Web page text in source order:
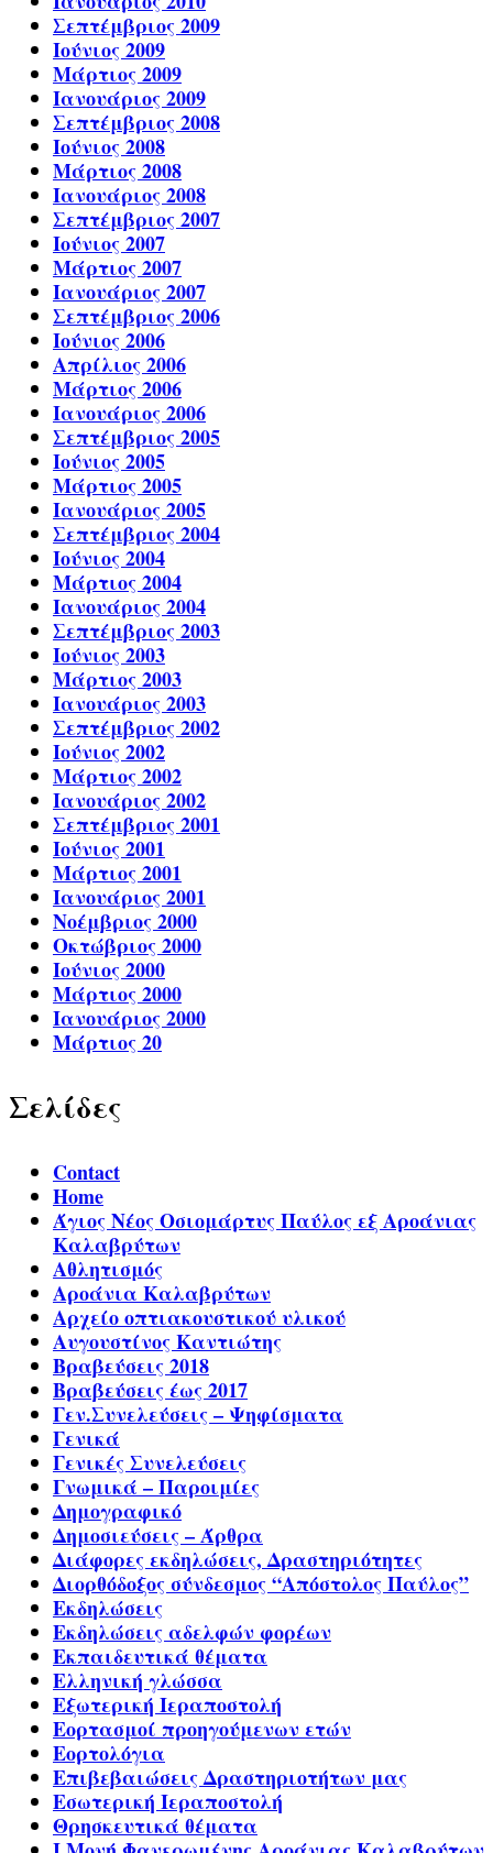
Σεπτέμβριος 2009
Ιούνιος 2009
Μάρτιος 2009
Ιανουάριος 2009
Σεπτέμβριος 2008
Ιούνιος 2008
Μάρτιος 2008
Ιανουάριος 2008
Σεπτέμβριος 2007
Ιούνιος 2007
Μάρτιος 2007
Ιανουάριος 2007
Σεπτέμβριος 2006
Ιούνιος 2006
Απρίλιος 2006
Μάρτιος 2006
Ιανουάριος 2006
Σεπτέμβριος 2005
Ιούνιος 2005
Μάρτιος 2005
Ιανουάριος 2005
Σεπτέμβριος 2004
Ιούνιος 2004
Μάρτιος 2004
Ιανουάριος 2004
Σεπτέμβριος 2003
Ιούνιος 2003
Μάρτιος 2003
Ιανουάριος 2003
Σεπτέμβριος 2002
Ιούνιος 2002
Μάρτιος 2002
Ιανουάριος 2002
Σεπτέμβριος 2001
Ιούνιος 2001
Μάρτιος 2001
Ιανουάριος 2001
Νοέμβριος 2000
Οκτώβριος 2000
Ιούνιος 2000
Μάρτιος 2000
Ιανουάριος 2000
Μάρτιος 20
Σελίδες
Contact
Home
Άγιος Νέος Οσιομάρτυς Παύλος εξ Αροάνιας
Καλαβρύτων
Αθλητισμός
Αροάνια Καλαβρύτων
Αρχείο οπτιακουστικού υλικού
Αυγουστίνος Καντιώτης
Βραβεύσεις 2018
Βραβεύσεις έως 2017
Γεν.Συνελεύσεις – Ψηφίσματα
Γενικά
Γενικές Συνελεύσεις
Γνωμικά – Παροιμίες
Δημογραφικό
Δημοσιεύσεις – Άρθρα
Διάφορες εκδηλώσεις, Δραστηριότητες
Διορθόδοξος σύνδεσμος “Απόστολος Παύλος”
Εκδηλώσεις
Εκδηλώσεις αδελφών φορέων
Εκπαιδευτικά θέματα
Ελληνική γλώσσα
Εξωτερική Ιεραποστολή
Εορτασμοί προηγούμενων ετών
Εορτολόγια
Επιβεβαιώσεις Δραστηριοτήτων μας
Εσωτερική Ιεραποστολή
Θρησκευτικά θέματα